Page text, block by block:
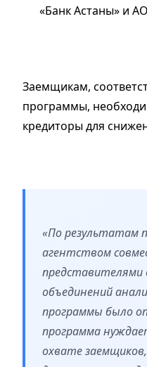
«Банк Астаны» и
Заемщикам,
программы,
кредиторы для
«По результатам
агентством
объединений
программы было
программа
охвате